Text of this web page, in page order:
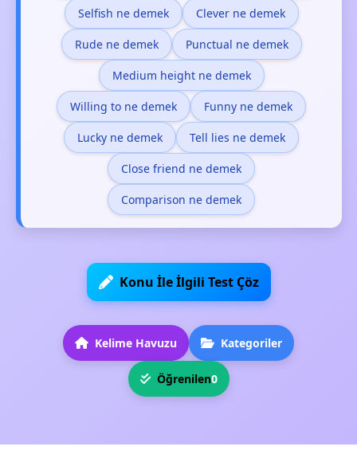
Selfish ne demek Clever ne demek
Rude ne demek Punctual ne demek
Medium height ne demek
Willing to ne demek Funny ne demek
Lucky ne demek Tell lies ne demek
Close friend ne demek
Comparison ne demek
Konu İle İlgili Test Çöz
Kelime Havuzu Kategoriler
Öğrenilen0